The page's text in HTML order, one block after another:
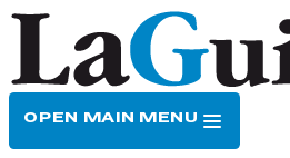
OPEN MAIN MENU